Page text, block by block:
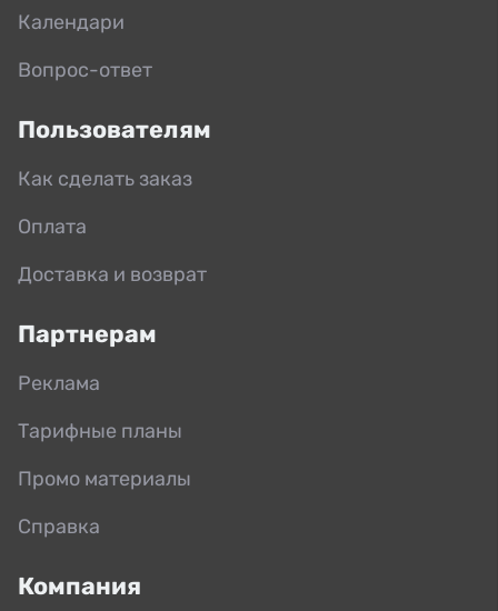
Календари
Вопрос-ответ
Пользователям
Как сделать заказ
Оплата
Доставка и возврат
Партнерам
Реклама
Тарифные планы
Промо материалы
Справка
Компания